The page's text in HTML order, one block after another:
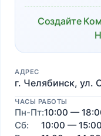
Создайте
АДРЕС
г. Челябинск, ул.
ЧАСЫ РАБОТЫ
Пн-Пт:10:00 —
Сб:
10:00 — 15:00